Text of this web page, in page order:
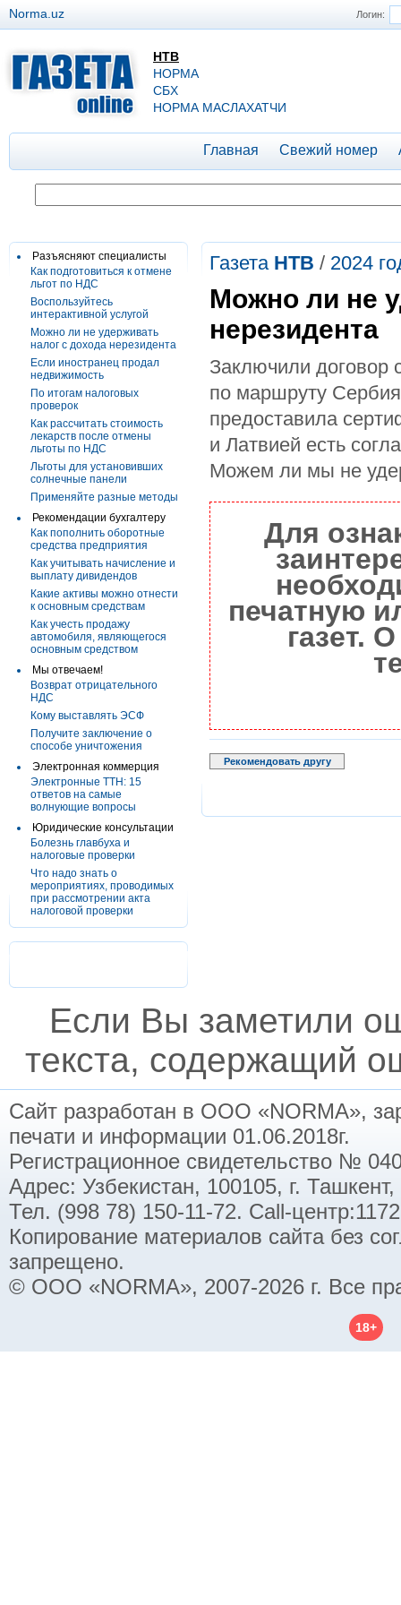
Логин:
Norma.uz
НТВ
НОРМА
СБХ
НОРМА МАСЛАХАТЧИ
Главная Свежий номер
Разъясняют специалисты
Как подготовиться к отмене
льгот по НДС
Воспользуйтесь
интерактивной услугой
Можно ли не удерживать
налог с дохода нерезидента
Если иностранец продал
недвижимость
По итогам налоговых
проверок
Как рассчитать стоимость
лекарств после отмены
льготы по НДС
Льготы для установивших
солнечные панели
Применяйте разные методы
Рекомендации бухгалтеру
Как пополнить оборотные
средства предприятия
Как учитывать начисление и
выплату дивидендов
Какие активы можно отнести
к основным средствам
Как учесть продажу
автомобиля, являющегося
основным средством
Мы отвечаем!
Возврат отрицательного
НДС
Кому выставлять ЭСФ
Получите заключение о
способе уничтожения
Электронная коммерция
Электронные ТТН: 15
ответов на самые
волнующие вопросы
Юридические консультации
Болезнь главбуха и
налоговые проверки
Что надо знать о
мероприятиях, проводимых
при рассмотрении акта
налоговой проверки
Газета НТВ / 2024
Можно ли не
нерезидента
Заключили договор
по маршруту
предоставила
и Латвией есть
Можем ли мы не
Для
печатную
газет.
Рекомендовать другу
Если Вы заметили
текста, содержащий
Сайт разработан в ООО «NORMA»,
печати и информации 01.06.2018г.
Регистрационное свидетельство №
Адрес: Узбекистан, 100105, г.
Тел. (998 78) 150-11-72. Call-
Копирование материалов сайта без
запрещено.
© ООО «NORMA», 2007-2026 г. Все
18+